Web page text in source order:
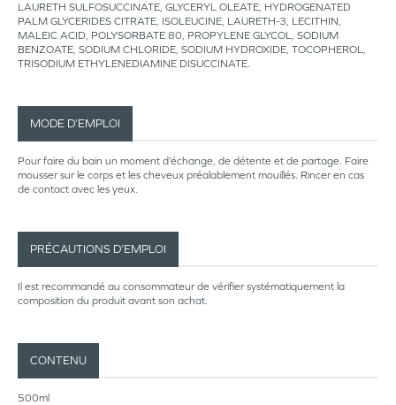
LAURETH SULFOSUCCINATE, GLYCERYL OLEATE, HYDROGENATED
PALM GLYCERIDES CITRATE, ISOLEUCINE, LAURETH-3, LECITHIN,
MALEIC ACID, POLYSORBATE 80, PROPYLENE GLYCOL, SODIUM
BENZOATE, SODIUM CHLORIDE, SODIUM HYDROXIDE, TOCOPHEROL,
TRISODIUM ETHYLENEDIAMINE DISUCCINATE.
MODE D’EMPLOI
Pour faire du bain un moment d’échange, de détente et de partage. Faire
mousser sur le corps et les cheveux préalablement mouillés. Rincer en cas
de contact avec les yeux.
PRÉCAUTIONS D’EMPLOI
Il est recommandé au consommateur de vérifier systématiquement la
composition du produit avant son achat.
CONTENU
500ml